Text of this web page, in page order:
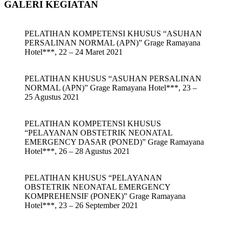
GALERI KEGIATAN
PELATIHAN KOMPETENSI KHUSUS “ASUHAN
PERSALINAN NORMAL (APN)” Grage Ramayana
Hotel***, 22 – 24 Maret 2021
PELATIHAN KHUSUS “ASUHAN PERSALINAN
NORMAL (APN)” Grage Ramayana Hotel***, 23 –
25 Agustus 2021
PELATIHAN KOMPETENSI KHUSUS
“PELAYANAN OBSTETRIK NEONATAL
EMERGENCY DASAR (PONED)” Grage Ramayana
Hotel***, 26 – 28 Agustus 2021
PELATIHAN KHUSUS “PELAYANAN
OBSTETRIK NEONATAL EMERGENCY
KOMPREHENSIF (PONEK)” Grage Ramayana
Hotel***, 23 – 26 September 2021